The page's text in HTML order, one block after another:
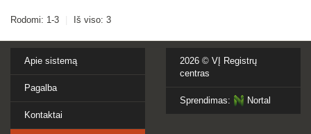
Rodomi: 1-3 Iš viso: 3
Apie sistemą
Pagalba
Kontaktai
2026 © VĮ Registrų
centras
Sprendimas: Nortal